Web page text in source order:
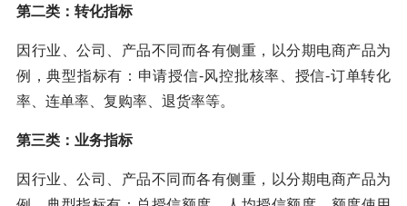
第二类：转化指标
因行业、公司、产品不同而各有侧重，以分期电商产品为
例，典型指标有：申请授信-风控批核率、授信-订单转化
率、连单率、复购率、退货率等。
第三类：业务指标
因行业、公司、产品不同而各有侧重，以分期电商产品为